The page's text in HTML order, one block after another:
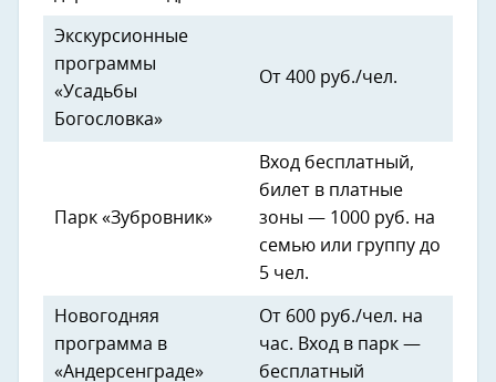
Экскурсионные
программы
«Усадьбы
Богословка»
От 400 руб./чел.
Парк «Зубровник»
Вход бесплатный,
билет в платные
зоны — 1000 руб. на
семью или группу до
5 чел.
Новогодняя
программа в
«Андерсенграде»
От 600 руб./чел. на
час. Вход в парк —
бесплатный